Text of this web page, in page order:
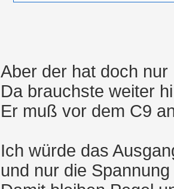
Aber der hat doch nur
Da brauchste weiter
Er muß vor dem C9
Ich würde das
und nur die